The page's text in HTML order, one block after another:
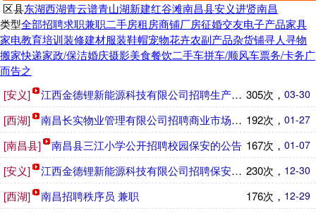
区县东湖西湖青云谱青山湖新建红谷滩南昌县安义进贤南昌
类型全部招聘求职兼职二手房租房商铺厂房征婚交友电子产品家具
家电教育培训装修建材服装鞋帽宠物花卉农副产品杂货铺寻人寻物
搬家快递家政/保洁婚庆摄影美食餐饮二手车拼车/顺风车票务/卡务广
而告之
03-30
305次，
[安义] 江西金德锂新能源科技有限公司招聘生产操作员、安环员、工程
01-27
192次，
[西湖] 南昌长实物业管理有限公司招聘商业市场安全管理主管、商业市
01-07
167次，
[南昌县] 南昌县三江小学公开招聘校园保安的公告
12-30
230次，
[安义] 江西金德锂新能源科技有限公司招聘保安、行政前台、安环工程
12-29
176次，
[西湖] 南昌招聘秩序员 兼职